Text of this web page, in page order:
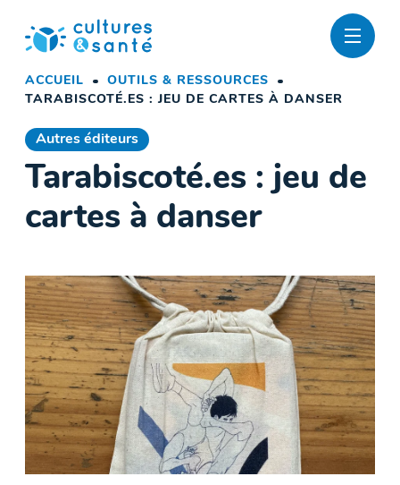
contenu
ACCUEIL
OUTILS & RESSOURCES
TARABISCOTÉ.ES : JEU DE CARTES À DANSER
Autres éditeurs
Tarabiscoté.es : jeu de
cartes à danser